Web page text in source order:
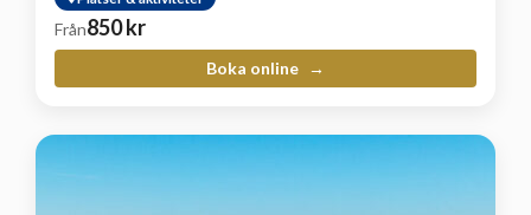
Från850kr
Boka online